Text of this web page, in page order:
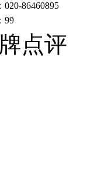
86460895
99
点评